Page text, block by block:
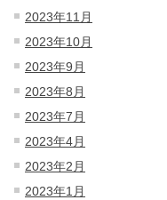
2023年11月
2023年10月
2023年9月
2023年8月
2023年7月
2023年4月
2023年2月
2023年1月